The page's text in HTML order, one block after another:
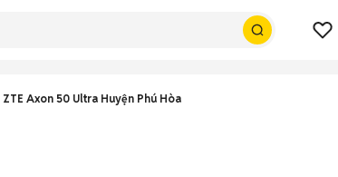
ZTE Axon 50 Ultra Huyện Phú Hòa